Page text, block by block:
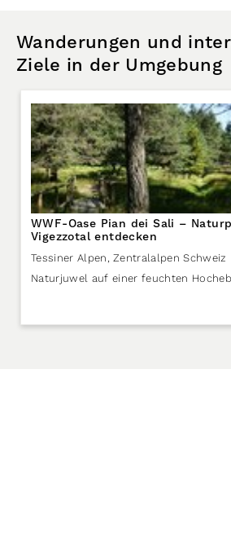
Wanderungen und
Ziele in der Umgebung
WWF-Oase Pian dei Sali –
Vigezzotal entdecken
Tessiner Alpen , Zentralalpen Schweiz
Naturjuwel auf einer feuchten